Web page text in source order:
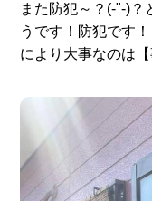
また防犯～？(-"-)？
うです！防犯です
により大事なのは